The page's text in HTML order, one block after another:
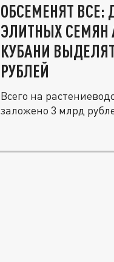
ОБСЕМЕНЯТ ВСЕ:
ЭЛИТНЫХ СЕМЯН
КУБАНИ
РУБЛЕЙ
Всего на
заложено 3 млрд